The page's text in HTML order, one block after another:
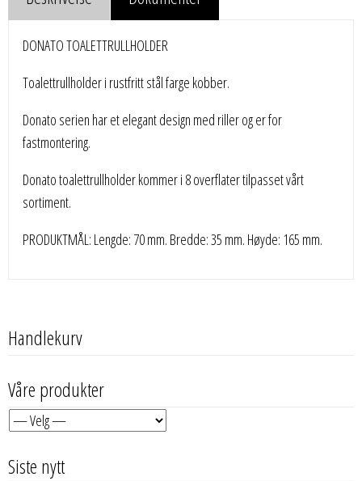
DONATO TOALETTRULLHOLDER
Toalettrullholder i rustfritt stål farge kobber.
Donato serien har et elegant design med riller og er for
fastmontering.
Donato toalettrullholder kommer i 8 overflater tilpasset vårt
sortiment.
PRODUKTMÅL: Lengde: 70 mm. Bredde: 35 mm. Høyde: 165 mm.
Handlekurv
Våre produkter
Siste nytt